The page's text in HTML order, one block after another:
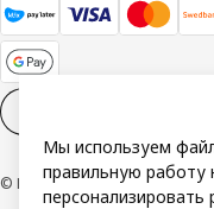
© Inter IKEA Systems B.V.
Мы используем
правильную работу